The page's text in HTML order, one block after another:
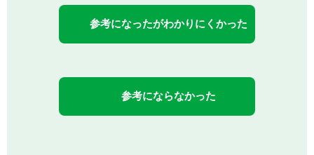
参考になったがわかりにくかった
参考にならなかった